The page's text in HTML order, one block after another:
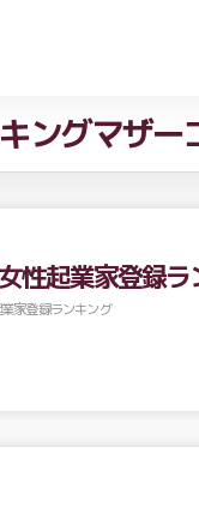
ングマザー
性起業家登録ラ
家登録ランキング